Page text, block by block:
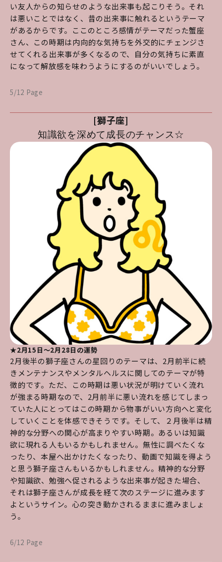
い友人からの知らせのような出来事も起こりそう。それ
は悪いことではなく、昔の出来事に触れるというテーマ
があるからです。ここのところ感情がテーマだった蟹座
さん、この時期は内向的な気持ちを外交的にチェンジさ
せてくれる出来事が多くなるので、自分の気持ちに素直
になって解放感を味わうようにするのがいいでしょう。
5/12 Page
[獅子座]
知識欲を深めて成長のチャンス☆
★2月15日～2月28日の運勢
2月後半の獅子座さんの星回りのテーマは、2月前半に続
きメンテナンスやメンタルヘルスに関してのテーマが特
徴的です。ただ、この時期は悪い状況が明けていく流れ
が強まる時期なので、2月前半に悪い流れを感じてしまっ
ていた人にとってはこの時期から物事がいい方向へと変化
していくことを体感できそうです。そして、２月後半は精
神的な分野への関心が高まりやすい時期。あるいは知識
欲に現れる人もいるかもしれません。無性に調べたくな
ったり、本屋へ出かけたくなったり、動画で知識を得よう
と思う獅子座さんもいるかもしれません。精神的な分野
や知識欲、勉強へ促されるような出来事が起きた場合、
それは獅子座さんが成長を経て次のステージに進みます
よというサイン。心の突き動かされるままに進みましょ
う。
6/12 Page